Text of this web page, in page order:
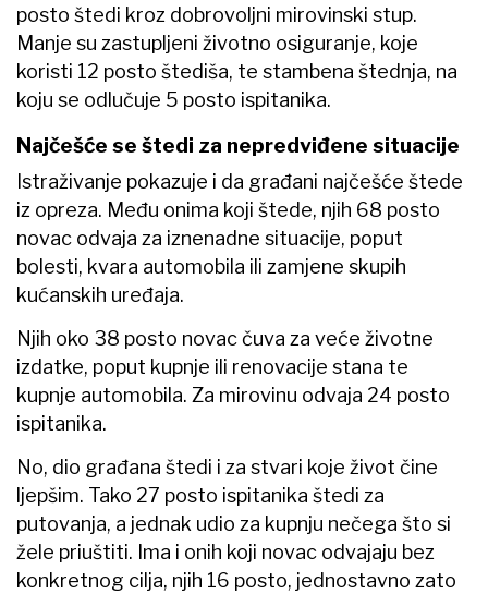
posto štedi kroz dobrovoljni mirovinski stup.
Manje su zastupljeni životno osiguranje, koje
koristi 12 posto štediša, te stambena štednja, na
koju se odlučuje 5 posto ispitanika.
Najčešće se štedi za nepredviđene situacije
Istraživanje pokazuje i da građani najčešće štede
iz opreza. Među onima koji štede, njih 68 posto
novac odvaja za iznenadne situacije, poput
bolesti, kvara automobila ili zamjene skupih
kućanskih uređaja.
Njih oko 38 posto novac čuva za veće životne
izdatke, poput kupnje ili renovacije stana te
kupnje automobila. Za mirovinu odvaja 24 posto
ispitanika.
No, dio građana štedi i za stvari koje život čine
ljepšim. Tako 27 posto ispitanika štedi za
putovanja, a jednak udio za kupnju nečega što si
žele priuštiti. Ima i onih koji novac odvajaju bez
konkretnog cilja, njih 16 posto, jednostavno zato